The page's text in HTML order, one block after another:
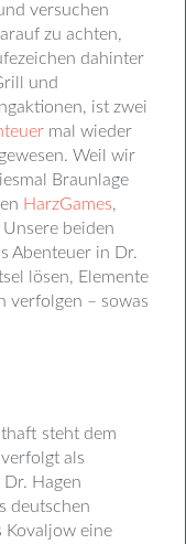
versuchen
zu achten,
dahinter
und
ist zwei
mal wieder
Weil wir
Braunlage
HarzGames,
beiden
Abenteuer in Dr.
lösen, Elemente
verfolgen – sowas
steht dem
als
Hagen
deutschen
Kovaljow eine